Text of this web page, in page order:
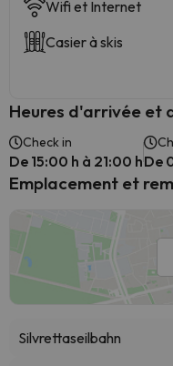
Wifi et Internet
Casier à skis
Heures d'arrivée et
Check in
De 15:00 h à 21:00 hDe
Emplacement et
Silvrettaseilbahn